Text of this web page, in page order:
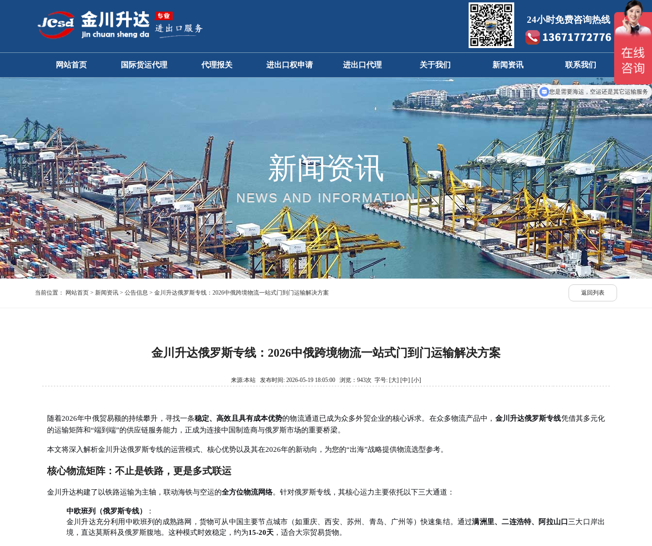
24小时免费咨询热线
网站首页 国际货运代理
国际快递
私人物品国际运输
代理报关 进出口权申请 进出口代理
出口代理
其他
关于我们
公司简介
企业文化
新闻资讯
公告信息
公司新闻
行业动态
联系我们
全国分布
留言咨询
新闻资讯
NEWS AND INFORMATION
当前位置： 网站首页 > 新闻资讯 > 公告信息 > 金川升达俄罗斯专线：2026中俄跨境物流一站式门到门运输解决方案 返回列表
金川升达俄罗斯专线：2026中俄跨境物流一站式门到门运输解决方案
来源:本站 发布时间: 2026-05-19 18:05:00 浏览：943次 字号: [大] [中] [小]
随着2026年中俄贸易额的持续攀升，寻找一条稳定、高效且具有成本优势的物流通道已成为众多外贸企业的核心诉求。在众多物流产品中， 金川升达俄罗斯专线凭借其多元化
的运输矩阵和“端到端”的供应链服务能力，正成为连接中国制造商与俄罗斯市场的重要桥梁。
本文将深入解析金川升达俄罗斯专线的运营模式、核心优势以及其在2026年的新动向，为您的“出海”战略提供物流选型参考。
核心物流矩阵：不止是铁路，更是多式联运
金川升达构建了以铁路运输为主轴，联动海铁与空运的全方位物流网络。针对俄罗斯专线，其核心运力主要依托以下三大通道：
中欧班列（俄罗斯专线）
：
金川升达充分利用中欧班列的成熟路网，货物可从中国主要节点城市（如重庆、西安、苏州、青岛、广州等）快速集结。通过满洲里、二连浩特、阿拉山口 三大口岸出
境，直达莫斯科及俄罗斯腹地。这种模式时效稳定，约为15-20天 ，适合大宗贸易货物。
您是需要海运，空运还是其它运输服务